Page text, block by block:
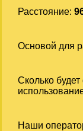
Расстояние:
Основой для
Сколько
Наши